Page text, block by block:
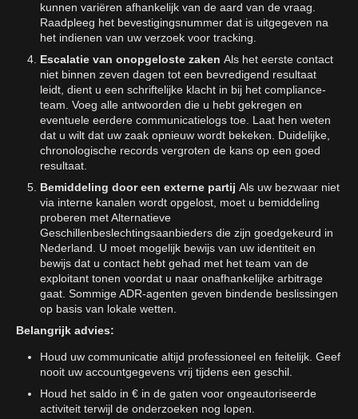
kunnen variëren afhankelijk van de aard van de vraag.
Raadpleeg het bevestigingsnummer dat is uitgegeven na
het indienen van uw verzoek voor tracking.
Escalatie van onopgeloste zaken Als het eerste contact
niet binnen zeven dagen tot een bevredigend resultaat
leidt, dient u een schriftelijke klacht in bij het compliance-
team. Voeg alle antwoorden die u hebt gekregen en
eventuele eerdere communicatielogs toe. Laat hen weten
dat u wilt dat uw zaak opnieuw wordt bekeken. Duidelijke,
chronologische records vergroten de kans op een goed
resultaat.
Bemiddeling door een externe partij Als uw bezwaar niet
via interne kanalen wordt opgelost, moet u bemiddeling
proberen met Alternatieve
Geschillenbeslechtingsaanbieders die zijn goedgekeurd in
Nederland. U moet mogelijk bewijs van uw identiteit en
bewijs dat u contact hebt gehad met het team van de
exploitant tonen voordat u naar onafhankelijke arbitrage
gaat. Sommige ADR-agenten geven bindende beslissingen
op basis van lokale wetten.
Belangrijk advies:
Houd uw communicatie altijd professioneel en feitelijk. Geef
nooit uw accountgegevens vrij tijdens een geschil.
Houd het saldo in € in de gaten voor ongeautoriseerde
activiteit terwijl de onderzoeken nog lopen.